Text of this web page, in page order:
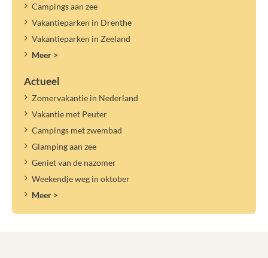
Campings aan zee
Vakantieparken in Drenthe
Vakantieparken in Zeeland
Meer >
Actueel
Zomervakantie in Nederland
Vakantie met Peuter
Campings met zwembad
Glamping aan zee
Geniet van de nazomer
Weekendje weg in oktober
Meer >